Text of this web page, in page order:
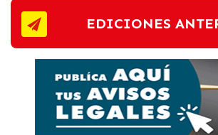
EDICIONES